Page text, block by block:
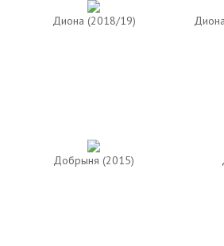
Диона (2018/19)
Добрыня (2015)